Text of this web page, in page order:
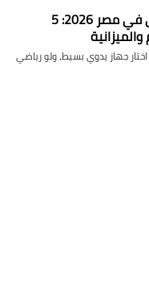
أفضل جهاز مساج منزلي في مصر 2026: 5
جهاز يدوي بسيط، ولو رياضي